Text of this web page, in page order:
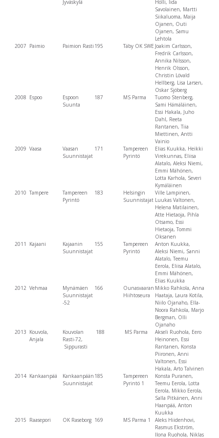
Jyväskylä
Hölli, Iida
Savolainen, Martti
Siikaluoma, Maija
Ojanen, Outi
Ojanen, Samu
Lehtola
2007 Paimio Paimion Rasti 195 Täby OK SWE Joakim Carlsson,
Fredrik Carlsson,
Annika Nilsson,
Henrik Olsson,
Christin Lövald
Hellberg, Lisa Larsen,
Oskar Sjöberg
2008 Espoo
Espoon
Suunta
187 MS Parma
Tuomo Stenberg,
Sami Hämäläinen,
Essi Hakala, Juho
Dahl, Reeta
Rantanen, Tiia
Miettinen, Antti
Vainio
2009 Vaasa
Vaasan
Suunnistajat
171
Tampereen
Pyrintö
Elias Kuukka, Heikki
Virekunnas, Eliisa
Alatalo, Aleksi Niemi,
Emmi Mähönen,
Lotta Karhola, Severi
Kymäläinen
2010 Tampere
Tampereen
Pyrintö
183
Helsingin
Suunnistajat
Ville Lampinen,
Luukas Valtonen,
Helena Matilainen,
Atte Hietaoja, Pihla
Otsamo, Essi
Hietaoja, Tommi
Oksanen
2011
Kajaani
Kajaanin
Suunnistajat
155
Tampereen
Pyrintö
Anton Kuukka,
Aleksi Niemi, Sanni
Alatalo, Teemu
Eerola, Eliisa Alatalo,
Emmi Mähönen,
Elias Kuukka
2012 Vehmaa
Mynämäen
Suunnistajat
-52
166
Ounasvaaran
Hiihtoseura
Mikko Rahkola, Anna
Haataja, Laura Kotila,
Niilo Ojanaho, Ella-
Noora Rahkola, Marjo
Bergman, Olli
Ojanaho
2013 Kouvola,
Anjala
Kouvolan
Rasti-72,
Sippurasti
188 MS Parma
Akseli Ruohola, Eero
Heinonen, Essi
Rantanen, Konsta
Piironen, Anni
Valtonen, Essi
Hakala, Arto Talvinen
2014 Kankaanpää
Kankaanpään
Suunnistajat
185
Tampereen
Pyrintö 1
Konsta Puranen,
Teemu Eerola, Lotta
Eerola, Mikko Eerola,
Salla Pitkänen, Anni
Haanpää, Anton
Kuukka
2015 Raasepori OK Raseborg 169 MS Parma 1
Aleks Hiidenhovi,
Rasmus Ekström,
Ilona Ruohola, Niklas